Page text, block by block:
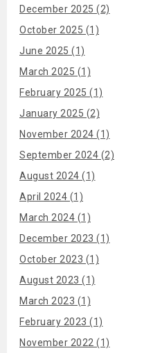
December 2025 (2)
October 2025 (1)
June 2025 (1)
March 2025 (1)
February 2025 (1)
January 2025 (2)
November 2024 (1)
September 2024 (2)
August 2024 (1)
April 2024 (1)
March 2024 (1)
December 2023 (1)
October 2023 (1)
August 2023 (1)
March 2023 (1)
February 2023 (1)
November 2022 (1)